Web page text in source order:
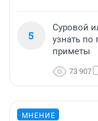
5
Суровой
узнать по
приметы
73 907
МНЕНИЕ